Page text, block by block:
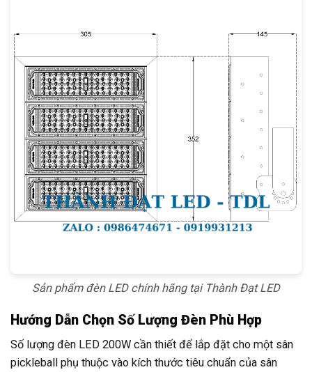
Sản phẩm đèn LED chính hãng tại Thành Đạt LED
Hướng Dẫn Chọn Số Lượng Đèn Phù Hợp
Số lượng đèn LED 200W cần thiết để lắp đặt cho một sân
pickleball phụ thuộc vào kích thước tiêu chuẩn của sân